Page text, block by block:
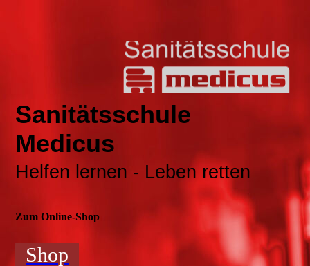
Sanitätsschule
Medicus
Helfen lernen - Leben retten
Zum Online-Shop
Shop